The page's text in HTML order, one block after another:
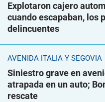
Explotaron cajero
cuando escapaban, los
delincuentes
AVENIDA ITALIA Y SEGOVIA
Siniestro grave en
atrapada en un auto;
rescate